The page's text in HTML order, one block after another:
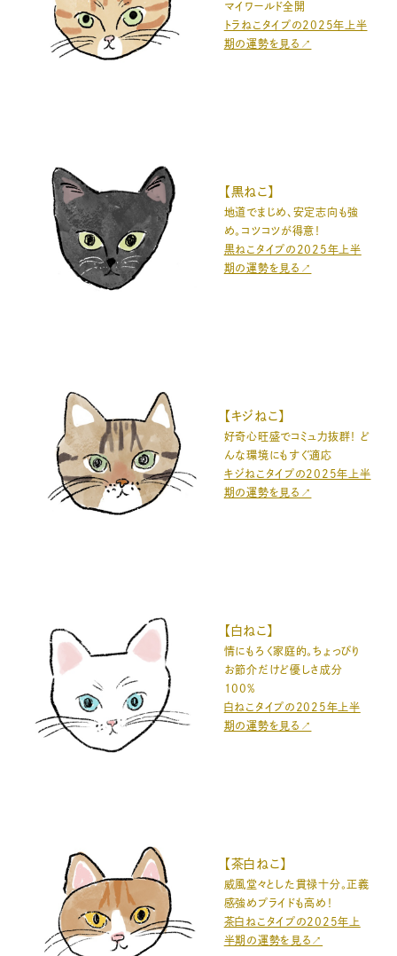
マイワールド全開
トラねこタイプの2025年上半
期の運勢を見る↗️
【黒ねこ】
地道でまじめ、安定志向も強
め。コツコツが得意！
黒ねこタイプの2025年上半
期の運勢を見る↗️
【キジねこ】
好奇心旺盛でコミュ力抜群！ ど
んな環境にもすぐ適応
キジねこタイプの2025年上半
期の運勢を見る↗️
【白ねこ】
情にもろく家庭的。ちょっぴり
お節介だけど優しさ成分
100%
白ねこタイプの2025年上半
期の運勢を見る↗️
【茶白ねこ】
威風堂々とした貫禄十分。正義
感強めプライドも高め！
茶白ねこタイプの2025年上
半期の運勢を見る↗️